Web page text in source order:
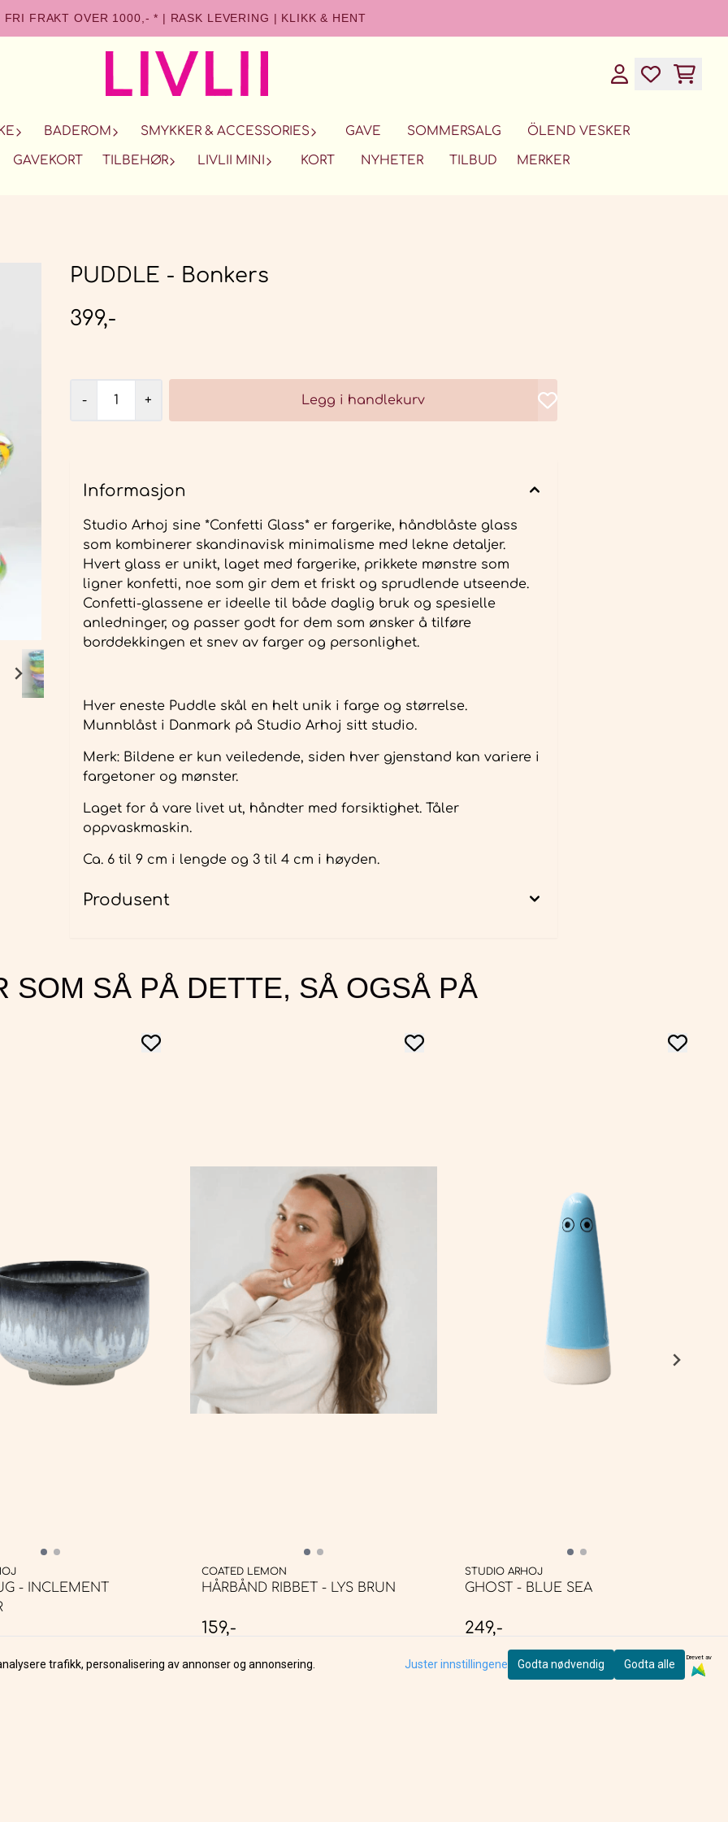
FRI FRAKT OVER 1000,- * RASK LEVERING KLIKK & HENT
BADEROM SMYKKER & ACCESSORIES GAVE SOMMERSALG ÖLEND VESKER
GAVEKORT TILBEHØR LIVLII MINI KORT NYHETER TILBUD MERKER
PUDDLE - Bonkers
399,-
- + Legg i handlekurv
Informasjon
Studio Arhoj sine *Confetti Glass* er fargerike, håndblåste glass
som kombinerer skandinavisk minimalisme med lekne detaljer.
Hvert glass er unikt, laget med fargerike, prikkete mønstre som
ligner konfetti, noe som gir dem et friskt og sprudlende utseende.
Confetti-glassene er ideelle til både daglig bruk og spesielle
anledninger, og passer godt for dem som ønsker å tilføre
borddekkingen et snev av farger og personlighet.
Hver eneste Puddle skål en helt unik i farge og størrelse.
Munnblåst i Danmark på Studio Arhoj sitt studio.
Merk: Bildene er kun veiledende, siden hver gjenstand kan variere i
fargetoner og mønster.
Laget for å vare livet ut, håndter med forsiktighet. Tåler
oppvaskmaskin.
Ca. 6 til 9 cm i lengde og 3 til 4 cm i høyden.
Produsent
SOM SÅ PÅ DETTE, SÅ OGSÅ PÅ
- INCLEMENT
COATED LEMON
HÅRBÅND RIBBET - LYS BRUN
159,-
STUDIO ARHOJ
GHOST - BLUE SEA
249,-
IKKE PÅ LAGER
KJØP
trafikk, personalisering av annonser og annonsering. Juster innstillingene Godta nødvendig Godta alle
Drevet av